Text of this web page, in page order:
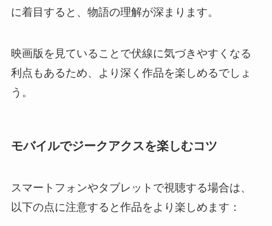
に着目すると、物語の理解が深まります。
映画版を見ていることで伏線に気づきやすくなる
利点もあるため、より深く作品を楽しめるでしょ
う。
モバイルでジークアクスを楽しむコツ
スマートフォンやタブレットで視聴する場合は、
以下の点に注意すると作品をより楽しめます：